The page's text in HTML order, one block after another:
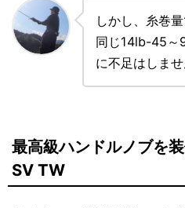
しかし、糸巻
同じ14lb-45～
に不足はしませ
最高級ハンドルノブを
SV TW